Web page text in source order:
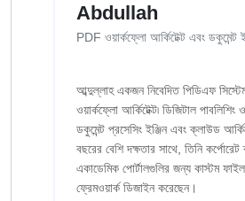
Abdullah
PDF ওয়ার্কফ্লো আর্কিটেক্ট এবং ডকুমেন্ট
আব্দুল্লাহ একজন নিবেদিত পিডিএফ সিস্টেম
ওয়ার্কফ্লো আর্কিটেক্ট৷ ডিজিটাল পাবলিশিং
ডকুমেন্ট প্রসেসিং ইঞ্জিন এবং ক্লাউড
বছরের বেশি দক্ষতার সাথে, তিনি কর্পোরেট
একাডেমিক পোর্টালগুলির জন্য কাস্টম
ফ্রেমওয়ার্ক ডিজাইন করেছেন।